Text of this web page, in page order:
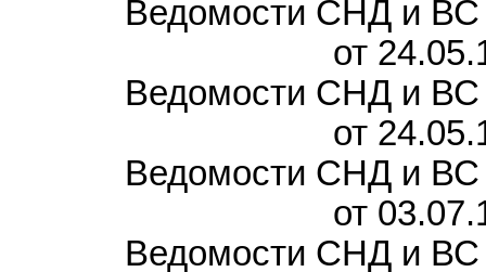
Ведомости СНД и ВС
от
Ведомости СНД и ВС
от
Ведомости СНД и ВС
от
Ведомости СНД и ВС